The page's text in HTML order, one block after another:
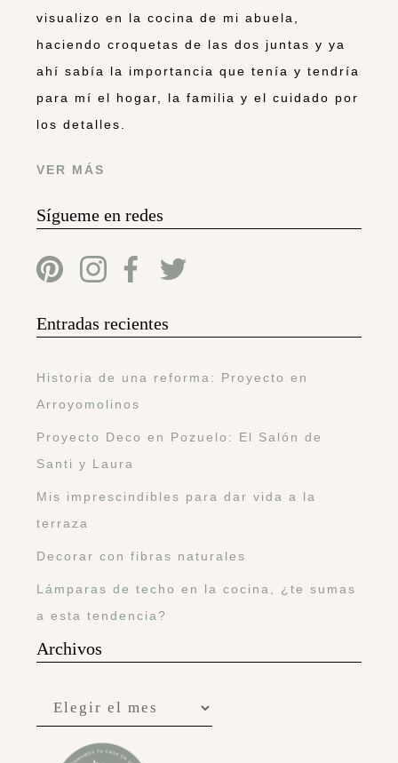
visualizo en la cocina de mi abuela,
haciendo croquetas de las dos juntas y ya
ahí sabía la importancia que tenía y tendría
para mí el hogar, la familia y el cuidado por
los detalles.
VER MÁS
Sígueme en redes
Entradas recientes
Historia de una reforma: Proyecto en
Arroyomolinos
Proyecto Deco en Pozuelo: El Salón de
Santi y Laura
Mis imprescindibles para dar vida a la
terraza
Decorar con fibras naturales
Lámparas de techo en la cocina, ¿te sumas
a esta tendencia?
Archivos